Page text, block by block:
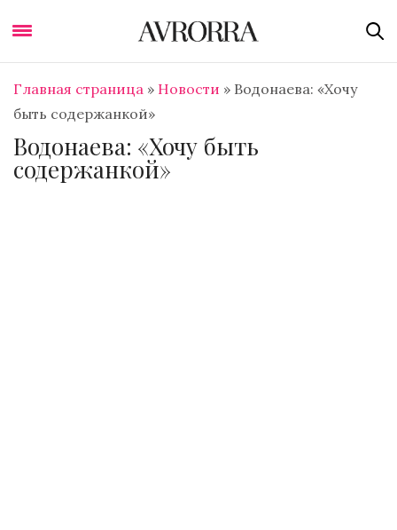
Главная страница » Новости » Водонаева: «Хочу
быть содержанкой»
Водонаева: «Хочу быть
содержанкой»